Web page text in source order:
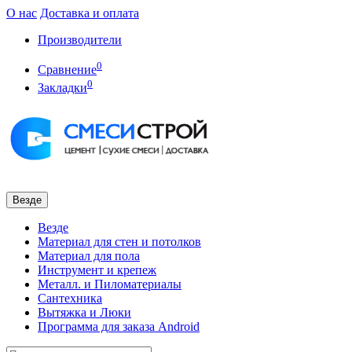
О нас Доставка и оплата
Производители
Сравнение0
Закладки0
Везде
Везде
Материал для стен и потолков
Материал для пола
Инструмент и крепеж
Металл. и Пиломатериалы
Сантехника
Вытяжка и Люки
Программа для заказа Android